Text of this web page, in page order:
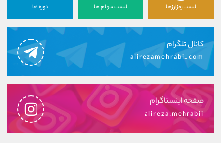
لیست رمزارزها لیست سهام ها دوره ها
کانال تلگرام
alirezamehrabi_com
صفحه اینستاگرام
alireza.mehrabii